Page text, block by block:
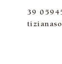
39